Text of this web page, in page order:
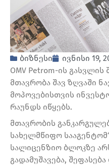
ბიზნესი
ივნისი 19,
OMV Petrom-ის
მთავრობა შავ ზღვაში
მოპოვებისთვის
რაუნდს იწყებს.
მთავრობის
სახელმწიფო
სალიცენზიო ბლოკზე
გადამუშავება,